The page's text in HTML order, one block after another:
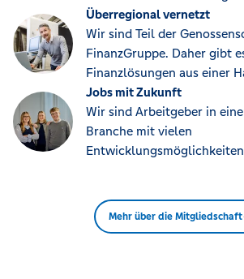
Überregional vernetzt
Wir sind Teil der
FinanzGruppe. Daher gibt
Finanzlösungen aus einer
Jobs mit Zukunft
Wir sind Arbeitgeber in
Branche mit vielen
Mehr über die Mitgliedschaft